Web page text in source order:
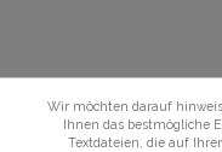
Wir möchten darauf
Ihnen das bestmögliche
Textdateien, die auf